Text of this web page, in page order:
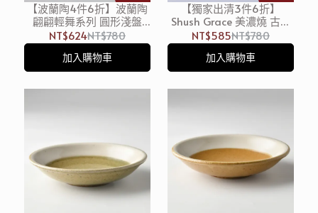
【波蘭陶4件6折】波蘭陶
翩翩輕舞系列 圓形淺盤
16cm 波蘭手工製 陶瓷盤
菜盤 水果盤 點心盤
NT$624NT$780
加入購物車
【獨家出清3件6折】
Shush Grace 美濃燒 古典
風圓形淺盤 藍 16cm
NT$585NT$780
加入購物車